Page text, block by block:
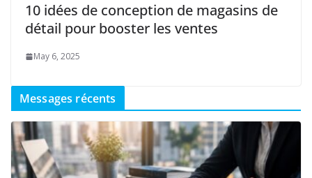
10 idées de conception de magasins de
détail pour booster les ventes
May 6, 2025
Messages récents